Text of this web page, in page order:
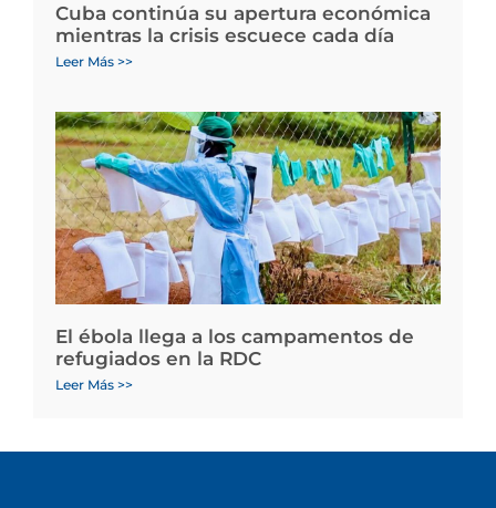
Cuba continúa su apertura económica
mientras la crisis escuece cada día
Leer Más >>
El ébola llega a los campamentos de
refugiados en la RDC
Leer Más >>